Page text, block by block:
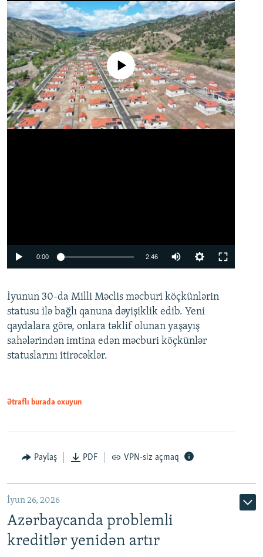
Auto 240p 360p 480p
720p 1080p
No media source currently available
0:00 2:46
360p
480p
720p
İyunun 30-da Milli Məclis məcburi köçkünlərin
statusu ilə bağlı qanuna dəyişiklik edib. Yeni
qaydalara görə, onlara təklif olunan yaşayış
sahələrindən imtina edən məcburi köçkünlər
statuslarını itirəcəklər.
Ətraflı burada oxuyun
Paylaş PDF VPN-siz açmaq
İyun 26, 2026
Azərbaycanda problemli
kreditlər yenidən artır